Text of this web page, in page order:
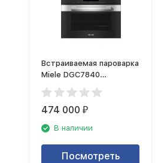
Встраиваемая пароварка
Miele DGC7840
EDST/CLST
474 000₽
В наличии
Посмотреть